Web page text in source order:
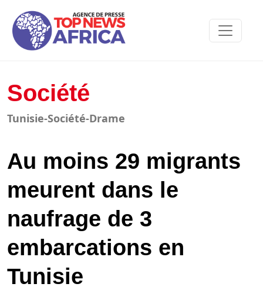
Société
Tunisie-Société-Drame
Au moins 29 migrants
meurent dans le
naufrage de 3
embarcations en
Tunisie